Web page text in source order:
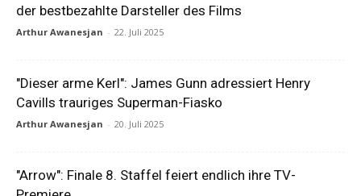
der bestbezahlte Darsteller des Films
Arthur Awanesjan - 22. Juli 2025
"Dieser arme Kerl": James Gunn adressiert Henry
Cavills trauriges Superman-Fiasko
Arthur Awanesjan - 20. Juli 2025
"Arrow": Finale 8. Staffel feiert endlich ihre TV-